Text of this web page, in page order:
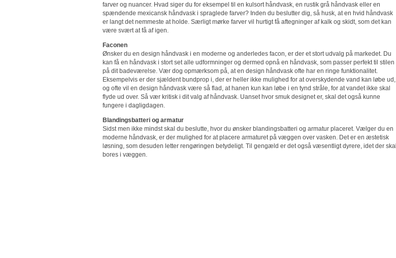
farver og nuancer. Hvad siger du for eksempel til en kulsort håndvask, en rustik grå håndvask eller en
spændende mexicansk håndvask i spraglede farver? Inden du beslutter dig, så husk, at en hvid håndvask
er langt det nemmeste at holde. Særligt mørke farver vil hurtigt få aftegninger af kalk og skidt, som det kan
være svært at få af igen.
Faconen
Ønsker du en design håndvask i en moderne og anderledes facon, er der et stort udvalg på markedet. Du
kan få en håndvask i stort set alle udformninger og dermed opnå en håndvask, som passer perfekt til stilen
på dit badeværelse. Vær dog opmærksom på, at en design håndvask ofte har en ringe funktionalitet.
Eksempelvis er der sjældent bundprop i, der er heller ikke mulighed for at overskydende vand kan løbe ud,
og ofte vil en design håndvask være så flad, at hanen kun kan løbe i en tynd stråle, for at vandet ikke skal
flyde ud over. Så vær kritisk i dit valg af håndvask. Uanset hvor smuk designet er, skal det også kunne
fungere i dagligdagen.
Blandingsbatteri og armatur
Sidst men ikke mindst skal du beslutte, hvor du ønsker blandingsbatteri og armatur placeret. Vælger du en
moderne håndvask, er der mulighed for at placere armaturet på væggen over vasken. Det er en æstetisk
løsning, som desuden letter rengøringen betydeligt. Til gengæld er det også væsentligt dyrere, idet der skal
bores i væggen.